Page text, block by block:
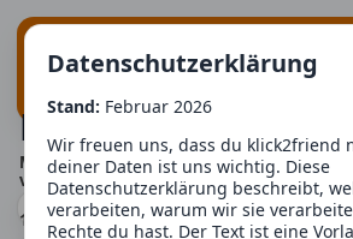
klick2friend
Freunde finden
Menschen finden, mit denen dich
verbinden.
Finde Menschen, die wirklich
118 Mensch(en) mit Gemeinsamkeiten
Datenschutzerklärung
Stand: Februar 2026
Wir freuen uns, dass du klick2friend
deiner Daten ist uns wichtig. Diese
Datenschutzerklärung beschreibt,
verarbeiten, warum wir sie
Rechte du hast. Der Text ist eine